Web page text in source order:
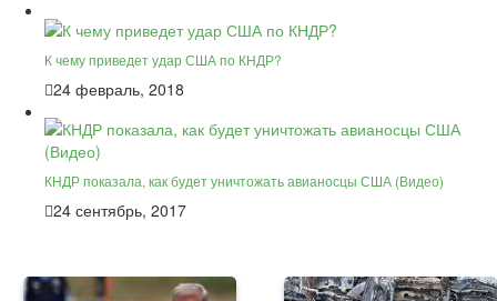
К чему приведет удар США по КНДР?
24 февраль, 2018
КНДР показала, как будет уничтожать авианосцы США (Видео)
24 сентябрь, 2017